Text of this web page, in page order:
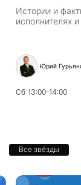
Истории и
исполнителях
Юрий
Сб 13:00-14:00
Все звёзды